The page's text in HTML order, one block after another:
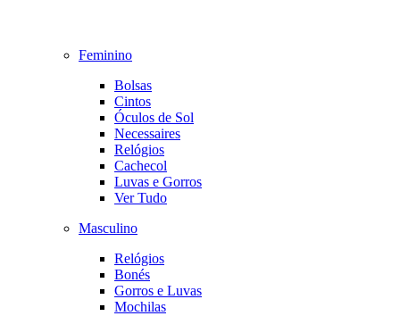
Feminino
Bolsas
Cintos
Óculos de Sol
Necessaires
Relógios
Cachecol
Luvas e Gorros
Ver Tudo
Masculino
Relógios
Bonés
Gorros e Luvas
Mochilas